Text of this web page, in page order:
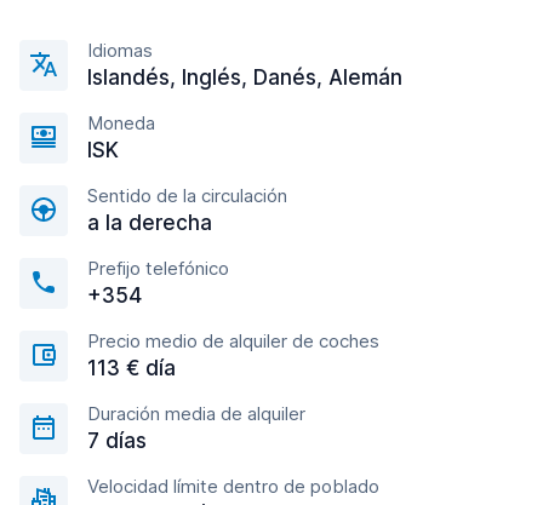
Idiomas
Islandés, Inglés, Danés, Alemán
Moneda
ISK
Sentido de la circulación
a la derecha
Prefijo telefónico
+354
Precio medio de alquiler de coches
113 € día
Duración media de alquiler
7 días
Velocidad límite dentro de poblado